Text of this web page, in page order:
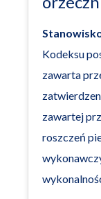
Kodeksu
zawarta
zawartej
roszczeń